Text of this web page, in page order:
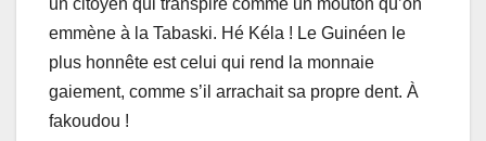
emmène à la Tabaski. Hé Kéla ! Le Guinéen le
plus honnête est celui qui rend la monnaie
gaiement, comme s’il arrachait sa propre dent. À
fakoudou !